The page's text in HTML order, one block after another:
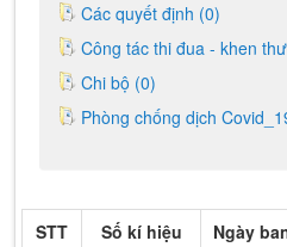
Các quyết định (0)
Công tác thi đua - khen
Chi bộ (0)
Phòng chống dịch
STT Số kí hiệu Ngày